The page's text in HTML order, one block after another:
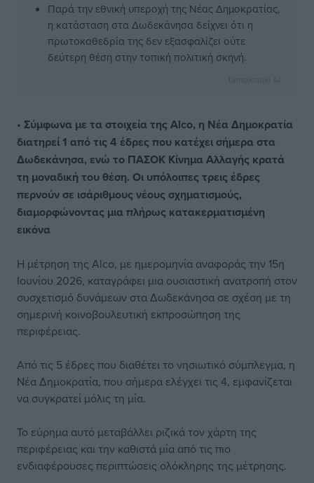
Παρά την εθνική υπεροχή της Νέας Δημοκρατίας,
η κατάσταση στα Δωδεκάνησα δείχνει ότι η
πρωτοκαθεδρία της δεν εξασφαλίζει ούτε
δεύτερη θέση στην τοπική πολιτική σκηνή.
• Σύμφωνα με τα στοιχεία της Alco, η Νέα Δημοκρατία
διατηρεί 1 από τις 4 έδρες που κατέχει σήμερα στα
Δωδεκάνησα, ενώ το ΠΑΣΟΚ Κίνημα Αλλαγής κρατά
τη μοναδική του θέση. Οι υπόλοιπες τρεις έδρες
περνούν σε ισάριθμους νέους σχηματισμούς,
διαμορφώνοντας μια πλήρως κατακερματισμένη
εικόνα
Η μέτρηση της Alco, με ημερομηνία αναφοράς την 15η
Ιουνίου 2026, καταγράφει μια ουσιαστική ανατροπή στον
συσχετισμό δυνάμεων στα Δωδεκάνησα σε σχέση με τη
σημερινή κοινοβουλευτική εκπροσώπηση της
περιφέρειας.
Από τις 5 έδρες που διαθέτει το νησιωτικό σύμπλεγμα, η
Νέα Δημοκρατία, που σήμερα ελέγχει τις 4, εμφανίζεται
να συγκρατεί μόλις τη μία.
Το εύρημα αυτό μεταβάλλει ριζικά τον χάρτη της
περιφέρειας και την καθιστά μία από τις πιο
ενδιαφέρουσες περιπτώσεις ολόκληρης της μέτρησης.